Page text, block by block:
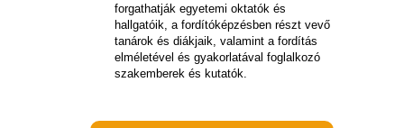
forgathatják egyetemi oktatók és
hallgatóik, a fordítóképzésben részt vevő
tanárok és diákjaik, valamint a fordítás
elméletével és gyakorlatával foglalkozó
szakemberek és kutatók.